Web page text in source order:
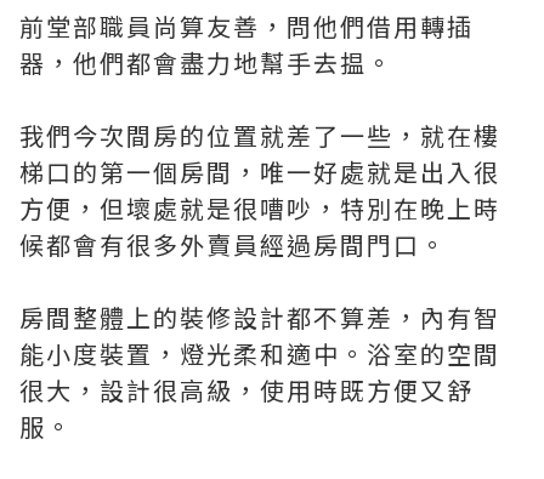
前堂部職員尚算友善，問他們借用轉插
器，他們都會盡力地幫手去揾。
我們今次間房的位置就差了一些，就在樓
梯口的第一個房間，唯一好處就是出入很
方便，但壞處就是很嘈吵，特別在晚上時
候都會有很多外賣員經過房間門口。
房間整體上的裝修設計都不算差，內有智
能小度裝置，燈光柔和適中。浴室的空間
很大，設計很高級，使用時既方便又舒
服。